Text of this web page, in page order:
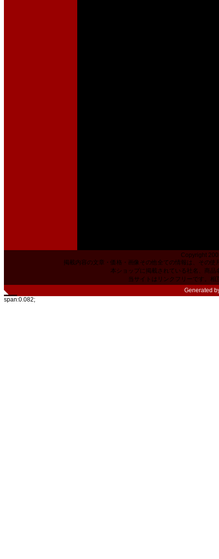
Copyright
掲載内容の文章・価格・画像その他全ての情報は、その
本ショップに掲載されている社名、商
当サイトはリンクフリーです。相
Generated
span:0.082;